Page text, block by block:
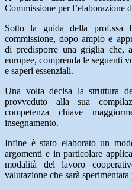
Commissione per l’elaborazione
Sotto la guida della prof.ssa
commissione, dopo ampio e
di predisporre una griglia che,
europee, comprenda le seguenti
e saperi essenziali.
Una volta decisa la struttura
provveduto alla sua
competenza chiave
insegnamento.
Infine è stato elaborato un
argomenti e in particolare
modalità del lavoro
valutazione che sarà